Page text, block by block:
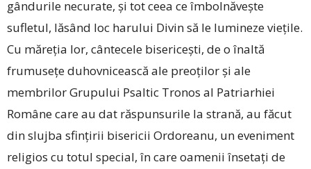
gândurile necurate, și tot ceea ce îmbolnăvește
sufletul, lăsând loc harului Divin să le lumineze viețile.
Cu măreția lor, cântecele bisericești, de o înaltă
frumusețe duhovnicească ale preoților și ale
membrilor Grupului Psaltic Tronos al Patriarhiei
Române care au dat răspunsurile la strană, au făcut
din slujba sfințirii bisericii Ordoreanu, un eveniment
religios cu totul special, în care oamenii însetați de